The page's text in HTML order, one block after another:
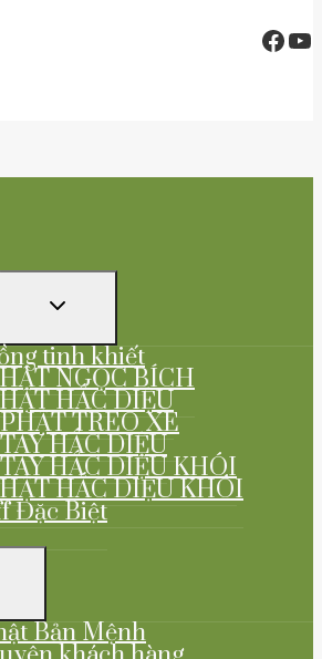
TOGGLE
MENU
tinh khiết
NGỌC BÍCH
HẮC DIỆU
TREO XE
HẮC DIỆU
HẮC DIỆU KHÓI
HẮC DIỆU KHÓI
Đặc Biệt
Bản Mệnh